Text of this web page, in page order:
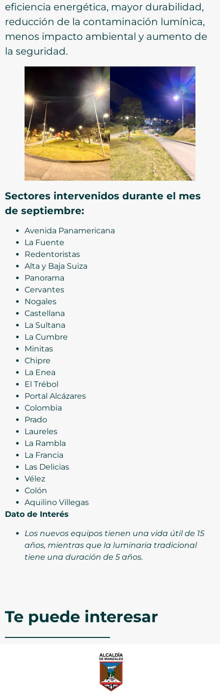
eficiencia energética, mayor durabilidad,
reducción de la contaminación lumínica,
menos impacto ambiental y aumento de
la seguridad.
Sectores intervenidos durante el mes
de septiembre:
Avenida Panamericana
La Fuente
Redentoristas
Alta y Baja Suiza
Panorama
Cervantes
Nogales
Castellana
La Sultana
La Cumbre
Minitas
Chipre
La Enea
El Trébol
Portal Alcázares
Colombia
Prado
Laureles
La Rambla
La Francia
Las Delicias
Vélez
Colón
Aquilino Villegas
Dato de Interés
Los nuevos equipos tienen una vida útil de 15
años, mientras que la luminaria tradicional
tiene una duración de 5 años.
Te puede interesar